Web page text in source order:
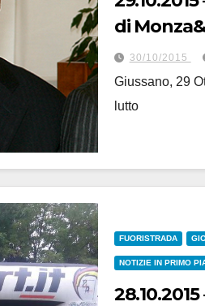
di
è
Giussanesi”
30/10/2015
Giussano, 29
lutto
FUORISTRADA
NOTIZIE IN PRIMO